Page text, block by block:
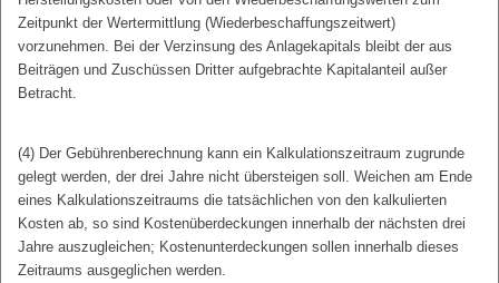
Zeitpunkt der Wertermittlung (Wiederbeschaffungszeitwert)
vorzunehmen. Bei der Verzinsung des Anlagekapitals bleibt der aus
Beiträgen und Zuschüssen Dritter aufgebrachte Kapitalanteil außer
Betracht.
(4) Der Gebührenberechnung kann ein Kalkulationszeitraum zugrunde
gelegt werden, der drei Jahre nicht übersteigen soll. Weichen am Ende
eines Kalkulationszeitraums die tatsächlichen von den kalkulierten
Kosten ab, so sind Kostenüberdeckungen innerhalb der nächsten drei
Jahre auszugleichen; Kostenunterdeckungen sollen innerhalb dieses
Zeitraums ausgeglichen werden.